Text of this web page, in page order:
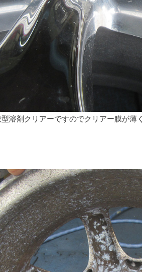
溶剤クリアーですのでクリアー膜が薄